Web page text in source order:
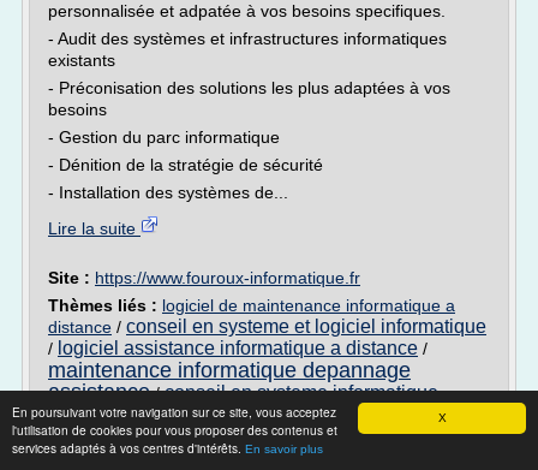
X
En poursuivant votre navigation sur ce site, vous acceptez
l'utilisation de cookies pour vous proposer des contenus et
services adaptés à vos centres d'intérêts. En savoir plus
personnalisée et adpatée à vos besoins specifiques.
- Audit des systèmes et infrastructures informatiques
existants
- Préconisation des solutions les plus adaptées à vos
besoins
- Gestion du parc informatique
- Dénition de la stratégie de sécurité
- Installation des systèmes de...
Lire la suite
Site : https://www.fouroux-informatique.fr
Thèmes liés : logiciel de maintenance informatique a
distance / conseil en systeme et logiciel informatique
/ logiciel assistance informatique a distance /
maintenance informatique depannage
assistance/conseil en systeme informatique
Dépannage réseau informatique - Iakaa -
Dépannage ...